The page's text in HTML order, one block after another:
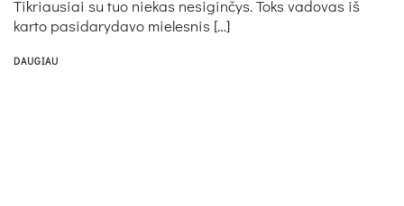
Tikriausiai su tuo niekas nesiginčys. Toks vadovas iš
karto pasidarydavo mielesnis […]
DAUGIAU